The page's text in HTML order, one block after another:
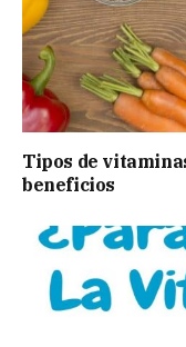
Tipos de
beneficios